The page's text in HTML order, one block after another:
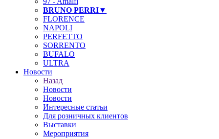
BRUNO PERRI▼
FLORENCE
NAPOLI
PERFETTO
SORRENTO
BUFALO
ULTRA
Новости
Назад
Новости
Новости
Интересные статьи
Для розничных клиентов
Выставки
Мероприятия